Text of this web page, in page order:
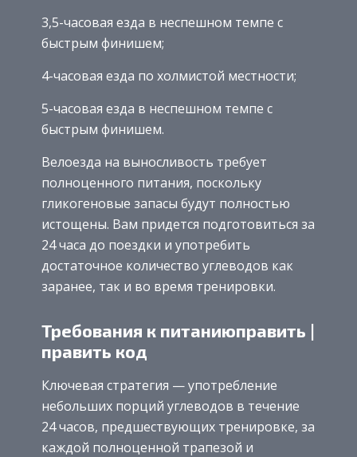
3,5-часовая езда в неспешном темпе с
быстрым финишем;
4-часовая езда по холмистой местности;
5-часовая езда в неспешном темпе с
быстрым финишем.
Велоезда на выносливость требует
полноценного питания, поскольку
гликогеновые запасы будут полностью
истощены. Вам придется подготовиться за
24 часа до поездки и употребить
достаточное количество углеводов как
заранее, так и во время тренировки.
Требования к питаниюправить |
править код
Ключевая стратегия — употребление
небольших порций углеводов в течение
24 часов, предшествующих тренировке, за
каждой полноценной трапезой и